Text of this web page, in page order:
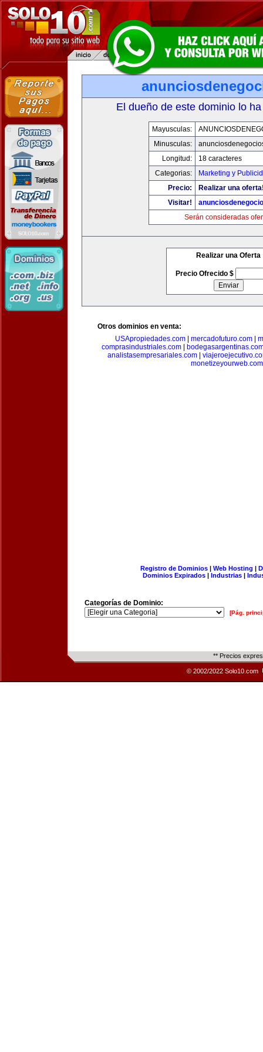
El dueño de este dominio lo
Mayusculas:
Minusculas:
Longitud:
18 caracteres
Categorias:
Marketing y
Precio:
Realizar una
Visitar!
Serán consideradas
Realizar una Oferta
Precio Ofrecido $
Otros dominios en venta:
USApropiedades.com| mercadofuturo.com|
comprasindustriales.com
analistasempresariales.com
monetizeyourweb.com
Registro de Dominios| Web Hosting |
Dominios Expirados | Industrias |
Categorías de Dominio:
[Pág.
** Precios
© 2002/2022 Solo10.com